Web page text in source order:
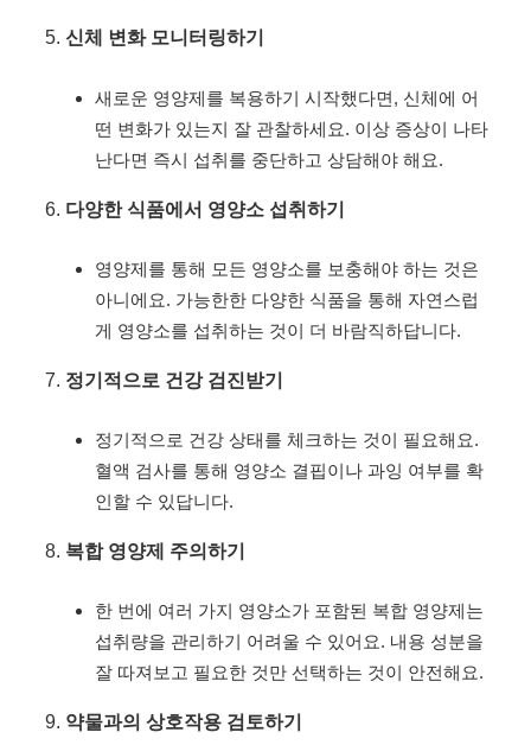
신체 변화 모니터링하기
새로운 영양제를 복용하기 시작했다면, 신체에 어
떤 변화가 있는지 잘 관찰하세요. 이상 증상이 나타
난다면 즉시 섭취를 중단하고 상담해야 해요.
다양한 식품에서 영양소 섭취하기
영양제를 통해 모든 영양소를 보충해야 하는 것은
아니에요. 가능한한 다양한 식품을 통해 자연스럽
게 영양소를 섭취하는 것이 더 바람직하답니다.
정기적으로 건강 검진받기
정기적으로 건강 상태를 체크하는 것이 필요해요.
혈액 검사를 통해 영양소 결핍이나 과잉 여부를 확
인할 수 있답니다.
복합 영양제 주의하기
한 번에 여러 가지 영양소가 포함된 복합 영양제는
섭취량을 관리하기 어려울 수 있어요. 내용 성분을
잘 따져보고 필요한 것만 선택하는 것이 안전해요.
약물과의 상호작용 검토하기